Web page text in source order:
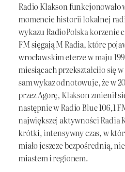
Radio Klakson funkcjonowało
momencie historii lokalnej
wykazu RadioPolska korzenie
FM sięgają M Radia, które
wrocławskim eterze w maju
miesiącach przekształciło się
sam wykaz odnotowuje, że w
przez Agorę, Klakson zmienił
następnie w Radio Blue 106,1
największej aktywności Radia
krótki, intensywny czas, w
miało jeszcze bezpośrednią,
miastem i regionem.